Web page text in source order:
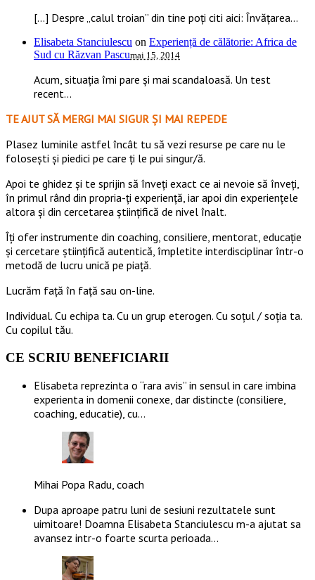
[…] Despre „calul troian” din tine poți citi aici: Învățarea...
Elisabeta Stanciulescu on Experiență de călătorie: Africa de
Sud cu Răzvan Pascumai 15, 2014
Acum, situația îmi pare și mai scandaloasă. Un test
recent...
TE AJUT SĂ MERGI MAI SIGUR ȘI MAI REPEDE
​​Plasez luminile astfel încât tu să vezi resurse pe care nu le
folosești și piedici pe care ți le pui singur/ă.
Apoi te ghidez și te sprijin să înveți exact ce ai nevoie să înveți,
în primul rând din propria-ți experiență, iar apoi din experiențele
altora și din cercetarea științifică de nivel înalt.
Îți ofer instrumente din coaching, consiliere, mentorat, educație
și cercetare științifică autentică, împletite interdisciplinar într-o
metodă de lucru unică pe piață.
Lucrăm față în față sau on-line.
Individual. Cu echipa ta. Cu un grup eterogen. Cu soțul / soția ta.
Cu copilul tău.
CE SCRIU BENEFICIARII
Elisabeta reprezinta o “rara avis” in sensul in care imbina
experienta in domenii conexe, dar distincte (consiliere,
coaching, educatie), cu…
Mihai Popa Radu, coach
Dupa aproape patru luni de sesiuni rezultatele sunt
uimitoare! Doamna Elisabeta Stanciulescu m-a ajutat sa
avansez intr-o foarte scurta perioada…